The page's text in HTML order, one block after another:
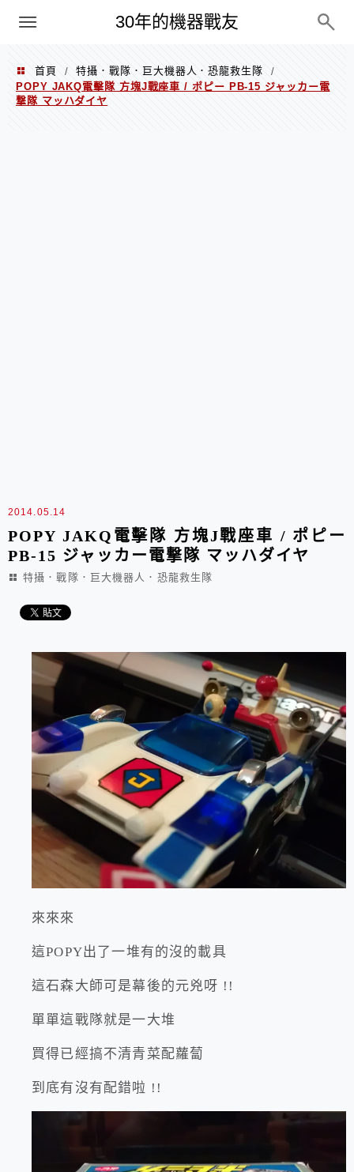
30年的機器戰友
PC
首頁 / 特攝．戰隊．巨大機器人．恐龍救生隊
/
POPY JAKQ電擊隊 方塊J戰座車 / ポピー PB-15 ジャッカー電
撃隊 マッハダイヤ
2014.05.14
POPY JAKQ電擊隊 方塊J戰座車 / ポピー
PB-15 ジャッカー電撃隊 マッハダイヤ
特攝．戰隊．巨大機器人．恐龍救生隊
來來來
這POPY出了一堆有的沒的載具
這石森大師可是幕後的元兇呀 !!
單單這戰隊就是一大堆
買得已經搞不清青菜配蘿蔔
到底有沒有配錯啦 !!